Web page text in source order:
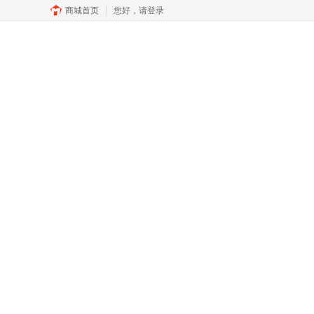
商城首页 您好， 请登录